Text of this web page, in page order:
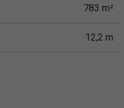
783 m²
12,2 m